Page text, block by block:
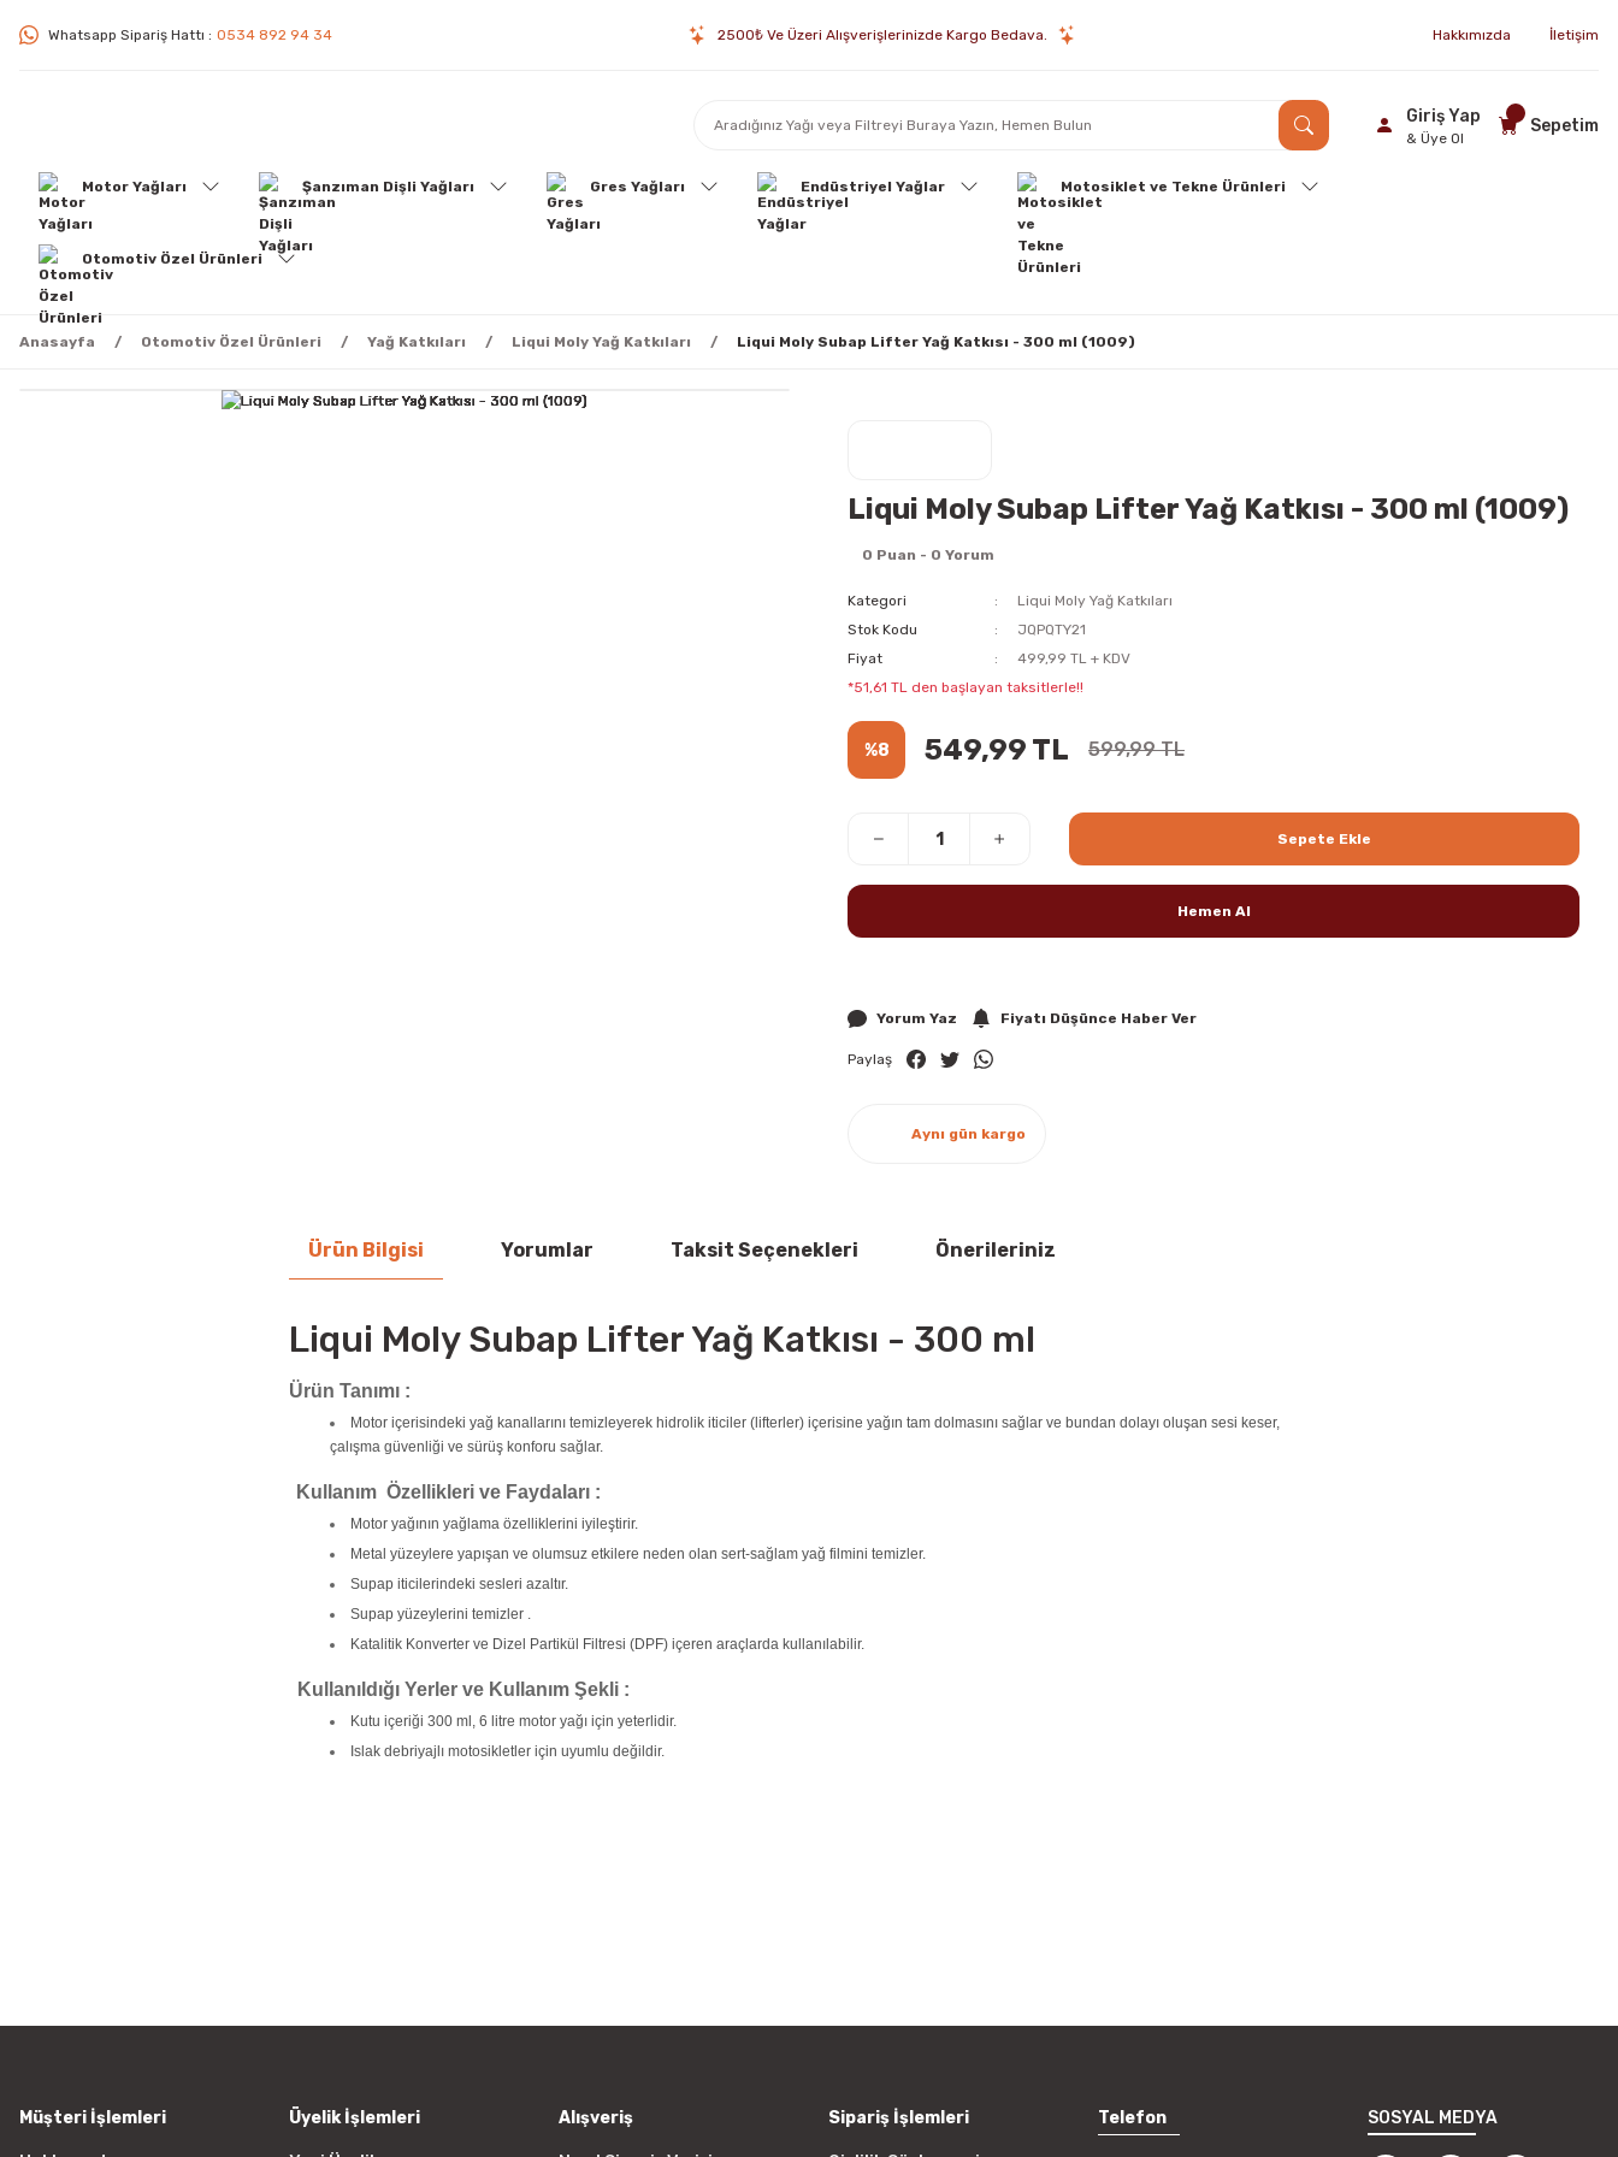
Whatsapp Sipariş Hattı : 0534 892 94 34 2500₺ Ve Üzeri Alışverişlerinizde Kargo Bedava. Hakkımızda İletişim
Giriş Yap
& Üye Ol
Sepetim
Motor Yağları Şanzıman Dişli Yağları Gres Yağları Endüstriyel Yağlar Motosiklet ve Tekne Ürünleri
Otomotiv Özel Ürünleri
Anasayfa Otomotiv Özel Ürünleri Yağ Katkıları Liqui Moly Yağ Katkıları Liqui Moly Subap Lifter Yağ Katkısı - 300 ml (1009)
Liqui Moly Subap Lifter Yağ Katkısı - 300 ml (1009)
0 Puan - 0 Yorum
Kategori
Liqui Moly Yağ Katkıları
Stok Kodu
JQPQTY21
Fiyat
499,99 TL + KDV
*51,61 TL den başlayan taksitlerle!!
%8 549,99 TL 599,99 TL
Sepete Ekle
Hemen Al
Yorum Yaz Fiyatı Düşünce Haber Ver
Paylaş
Aynı gün kargo
Ürün Bilgisi Yorumlar Taksit Seçenekleri Önerileriniz
Liqui Moly Subap Lifter Yağ Katkısı - 300 ml
Ürün Tanımı :
Motor içerisindeki yağ kanallarını temizleyerek hidrolik iticiler (lifterler) içerisine yağın tam dolmasını sağlar ve bundan dolayı oluşan sesi keser,
çalışma güvenliği ve sürüş konforu sağlar.
Kullanım Özellikleri ve Faydaları :
Motor yağının yağlama özelliklerini iyileştirir.
Metal yüzeylere yapışan ve olumsuz etkilere neden olan sert-sağlam yağ filmini temizler.
Supap iticilerindeki sesleri azaltır.
Supap yüzeylerini temizler .
Katalitik Konverter ve Dizel Partikül Filtresi (DPF) içeren araçlarda kullanılabilir.
Kullanıldığı Yerler ve Kullanım Şekli :
Kutu içeriği 300 ml, 6 litre motor yağı için yeterlidir.
Islak debriyajlı motosikletler için uyumlu değildir.
Müşteri İşlemleri Üyelik İşlemleri Alışveriş Sipariş İşlemleri Telefon SOSYAL MEDYA